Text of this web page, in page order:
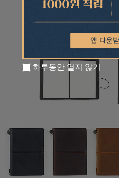
하루동안 열지 않기